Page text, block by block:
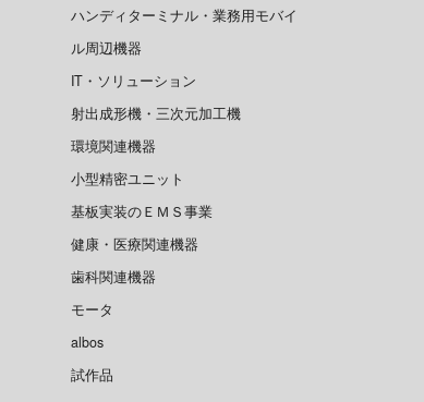
ハンディターミナル・業務用モバイ
ル周辺機器
IT・ソリューション
射出成形機・三次元加工機
環境関連機器
小型精密ユニット
基板実装のＥＭＳ事業
健康・医療関連機器
歯科関連機器
モータ
albos
試作品